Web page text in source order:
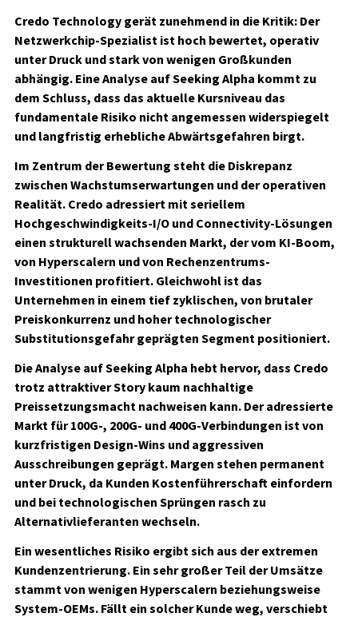
Credo Technology gerät zunehmend in die Kritik: Der
Netzwerkchip-Spezialist ist hoch bewertet, operativ
unter Druck und stark von wenigen Großkunden
abhängig. Eine Analyse auf Seeking Alpha kommt zu
dem Schluss, dass das aktuelle Kursniveau das
fundamentale Risiko nicht angemessen widerspiegelt
und langfristig erhebliche Abwärtsgefahren birgt.
Im Zentrum der Bewertung steht die Diskrepanz
zwischen Wachstumserwartungen und der operativen
Realität. Credo adressiert mit seriellem
Hochgeschwindigkeits-I/O und Connectivity-Lösungen
einen strukturell wachsenden Markt, der vom KI-Boom,
von Hyperscalern und von Rechenzentrums-
Investitionen profitiert. Gleichwohl ist das
Unternehmen in einem tief zyklischen, von brutaler
Preiskonkurrenz und hoher technologischer
Substitutionsgefahr geprägten Segment positioniert.
Die Analyse auf Seeking Alpha hebt hervor, dass Credo
trotz attraktiver Story kaum nachhaltige
Preissetzungsmacht nachweisen kann. Der adressierte
Markt für 100G-, 200G- und 400G-Verbindungen ist von
kurzfristigen Design-Wins und aggressiven
Ausschreibungen geprägt. Margen stehen permanent
unter Druck, da Kunden Kostenführerschaft einfordern
und bei technologischen Sprüngen rasch zu
Alternativlieferanten wechseln.
Ein wesentliches Risiko ergibt sich aus der extremen
Kundenzentrierung. Ein sehr großer Teil der Umsätze
stammt von wenigen Hyperscalern beziehungsweise
System-OEMs. Fällt ein solcher Kunde weg, verschiebt